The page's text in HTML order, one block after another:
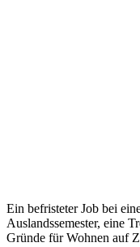
Ein befristeter Job bei
Auslandssemester, eine
Gründe für Wohnen auf